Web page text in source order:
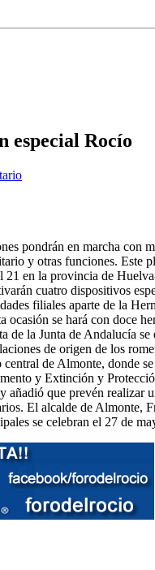
especial Rocío
pondrán en marcha
y otras funciones.
en la provincia de
cuatro dispositivos
filiales aparte de la
ocasión se hará con doce
de la Junta de Andalucía
de origen de los
de Almonte, donde
y Extinción y
que prevén realizar
El alcalde de Almonte,
se celebran el 27 de